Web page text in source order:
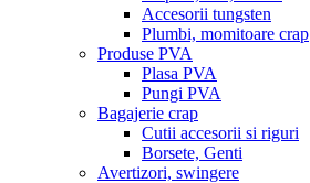
Accesorii tungsten
Plumbi, momitoare crap
Produse PVA
Plasa PVA
Pungi PVA
Bagajerie crap
Cutii accesorii si riguri
Borsete, Genti
Avertizori, swingere